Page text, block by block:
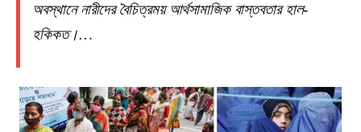
অবস্থানে নারীদের বৈচিত্রময় আর্থসামাজিক বাস্তবতার হাল-
হকিকত।…